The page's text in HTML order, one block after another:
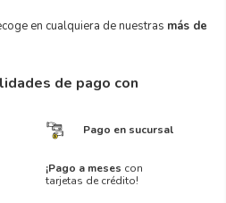
en cualquiera de nuestras más de
de pago con
Pago en sucursal
¡Pago a meses con
tarjetas de crédito!